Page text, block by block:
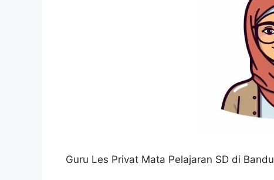
Guru Les Privat Mata Pelajaran SD di